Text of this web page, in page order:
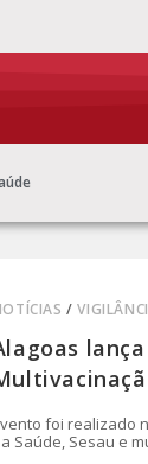
/
foi realizado
Saúde, Sesau e